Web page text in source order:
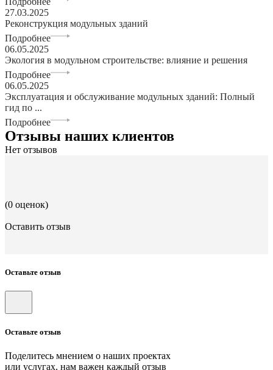
27.03.2025
Реконструкция модульных зданий
Подробнее
06.05.2025
Экология в модульном строительстве: влияние и решения
Подробнее
06.05.2025
Эксплуатация и обслуживание модульных зданий: Полный
гид по ...
Подробнее
Отзывы наших клиентов
Нет отзывов
(0 оценок)
Оставить отзыв
Оставьте отзыв
Оставьте отзыв
Поделитесь мнением о наших проектах
или услугах, нам важен каждый отзыв